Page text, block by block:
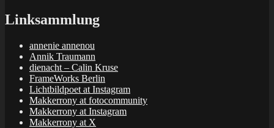
Linksammlung
annenie annenou
Annik Traumann
dienacht – Calin Kruse
FrameWorks Berlin
Lichtbildpoet at Instagram
Makkerrony at fotocommunity
Makkerrony at Instagram
Makkerrony at X